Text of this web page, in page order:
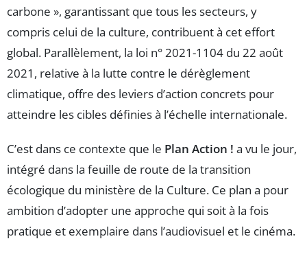
carbone », garantissant que tous les secteurs, y
compris celui de la culture, contribuent à cet effort
global. Parallèlement, la loi n° 2021-1104 du 22 août
2021, relative à la lutte contre le dérèglement
climatique, offre des leviers d’action concrets pour
atteindre les cibles définies à l’échelle internationale.
C’est dans ce contexte que le Plan Action ! a vu le jour,
intégré dans la feuille de route de la transition
écologique du ministère de la Culture. Ce plan a pour
ambition d’adopter une approche qui soit à la fois
pratique et exemplaire dans l’audiovisuel et le cinéma.